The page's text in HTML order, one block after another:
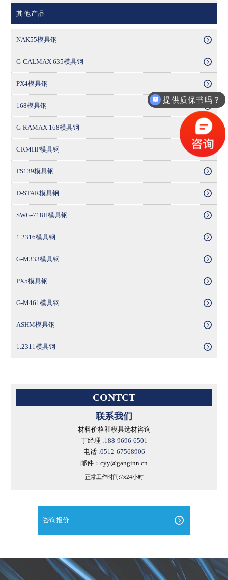
其他产品
NAK55模具钢
G-CALMAX 635模具钢
PX4模具钢
168模具钢
G-RAMAX 168模具钢
CRMHP模具钢
FS139模具钢
D-STAR模具钢
SWG-718H模具钢
1.2316模具钢
G-M333模具钢
PX5模具钢
G-M461模具钢
ASHM模具钢
1.2311模具钢
CONTCT
联系我们
材料价格和模具选材咨询
丁经理 :188-9696-6501
电话 :0512-67568906
邮件：cyy@ganginn.cn
正常工作时间:7x24小时
咨询报价
提供质保书吗？